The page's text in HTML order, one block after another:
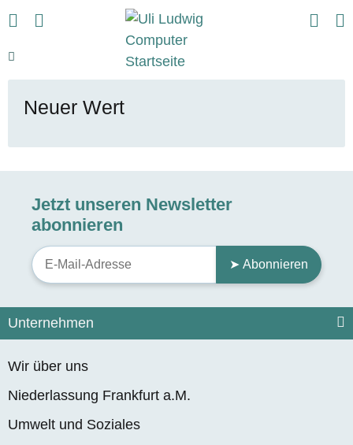
Neuer Wert
Jetzt unseren Newsletter
abonnieren
➤ Abonnieren
Unternehmen
Wir über uns
Niederlassung Frankfurt a.M.
Umwelt und Soziales